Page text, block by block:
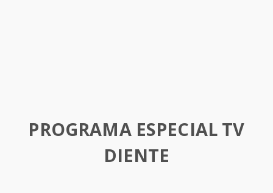
PROGRAMA ESPECIAL TV
DIENTE